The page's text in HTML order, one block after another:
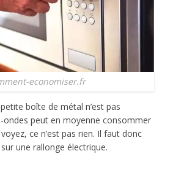
economiser.fr
boîte de métal n’est pas
ondes peut en moyenne consommer
ce n’est pas rien. Il faut donc
une rallonge électrique.